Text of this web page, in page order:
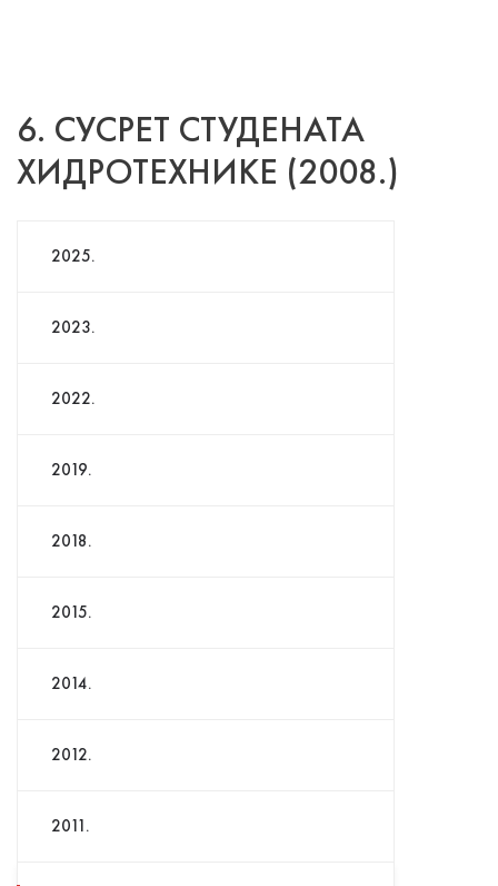
6. СУСРЕТ СТУДЕНАТА
ХИДРОТЕХНИКЕ (2008.)
2025.
2023.
2022.
2019.
2018.
2015.
2014.
2012.
2011.